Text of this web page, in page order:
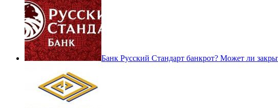
Банк Русский Стандарт банкрот? Может ли